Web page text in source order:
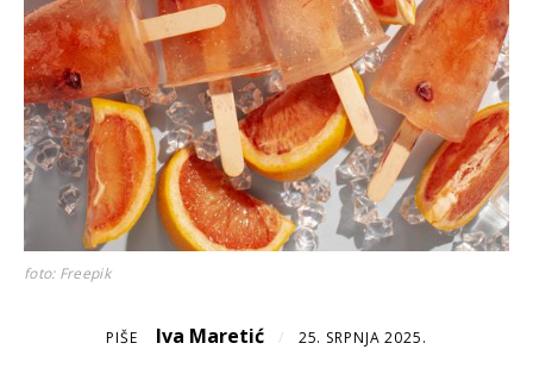
foto: Freepik
PIŠE Iva Maretić / 25. SRPNJA 2025.